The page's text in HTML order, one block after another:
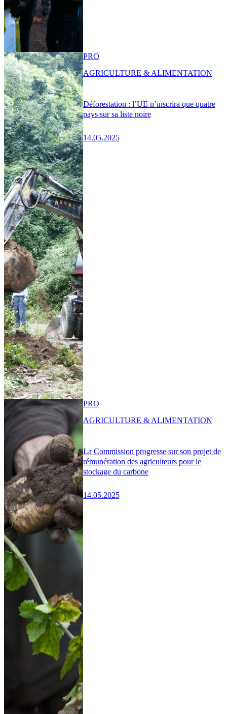
Déforestation : l’UE n’inscrira que quatre
pays sur sa liste noire
14.05.2025
PRO
AGRICULTURE & ALIMENTATION
La Commission progresse sur son projet de
rémunération des agriculteurs pour le
stockage du carbone
14.05.2025
PRO
AGRICULTURE & ALIMENTATION